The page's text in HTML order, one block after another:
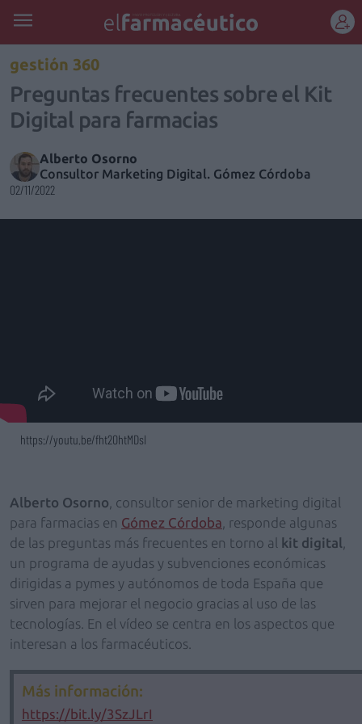
gestión 360
Preguntas frecuentes sobre el Kit
Digital para farmacias
Alberto Osorno
Consultor Marketing Digital. Gómez Córdoba
02/11/2022
https://youtu.be/fht2OhtMDsI
Alberto Osorno , consultor senior de marketing digital
para farmacias en Gómez Córdoba , responde algunas
de las preguntas más frecuentes en torno al kit digital
un programa de ayudas y subvenciones económicas
dirigidas a pymes y autónomos de toda España que
sirven para mejorar el negocio gracias al uso de las
tecnologías. En el vídeo se centra en los aspectos que
interesan a los farmacéuticos.
Más información:
https://bit.ly/3SzJLrI